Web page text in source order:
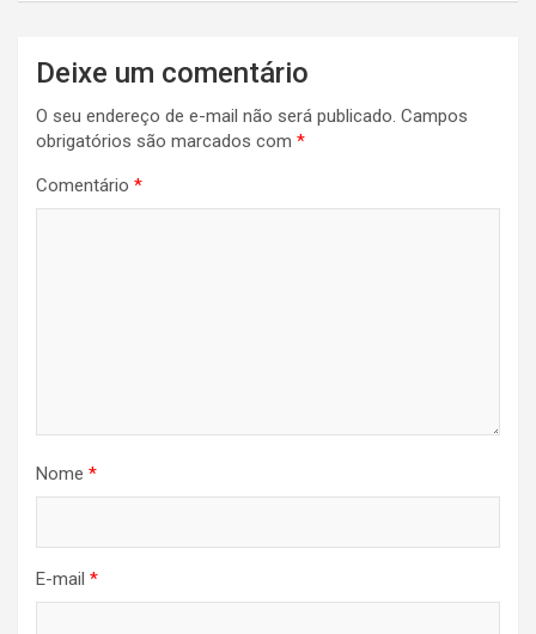
Deixe um comentário
O seu endereço de e-mail não será publicado. Campos
obrigatórios são marcados com *
Comentário *
Nome *
E-mail *